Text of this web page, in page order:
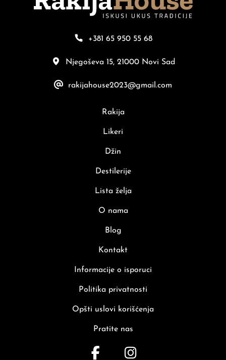
+381 65 950 55 68
Njegoševa 15, 21000 Novi Sad
rakijahouse2023@gmail.com
Rakija
Likeri
Džin
Destilerije
Lista želja
O nama
Blog
Kontakt
Informacije o isporuci
Politika privatnosti
Opšti uslovi korišćenja
Pratite nas